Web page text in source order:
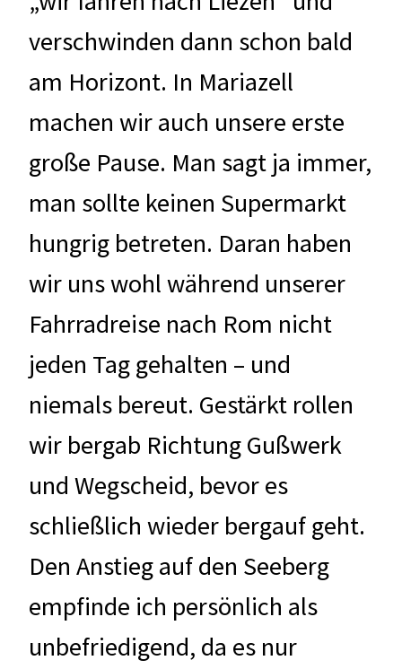
verschwinden dann schon bald
am Horizont. In Mariazell
machen wir auch unsere erste
große Pause. Man sagt ja immer,
man sollte keinen Supermarkt
hungrig betreten. Daran haben
wir uns wohl während unserer
Fahrradreise nach Rom nicht
jeden Tag gehalten – und
niemals bereut. Gestärkt rollen
wir bergab Richtung Gußwerk
und Wegscheid, bevor es
schließlich wieder bergauf geht.
Den Anstieg auf den Seeberg
empfinde ich persönlich als
unbefriedigend, da es nur